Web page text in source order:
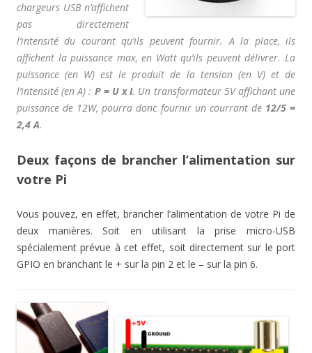
chargeurs USB n’affichent
pas directement
l’intensité du courant qu’ils peuvent fournir. A la place, ils
affichent la puissance max, en Watt qu’ils peuvent délivrer. La
puissance (en W) est le produit de la tension (en V) et de
l’intensité (en A) : P = U x I. Un transformateur 5V affichant une
puissance de 12W, pourra donc fournir un courrant de 12/5 =
2,4 A.
Deux façons de brancher l’alimentation sur
votre Pi
Vous pouvez, en effet, brancher l’alimentation de votre Pi de
deux manières. Soit en utilisant la prise micro-USB
spécialement prévue à cet effet, soit directement sur le port
GPIO en branchant le + sur la pin 2 et le – sur la pin 6.